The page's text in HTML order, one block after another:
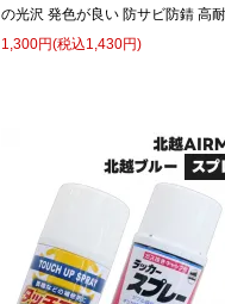
の光沢 発色が良い 防サビ防錆 高
1,300円(税込1,430円)